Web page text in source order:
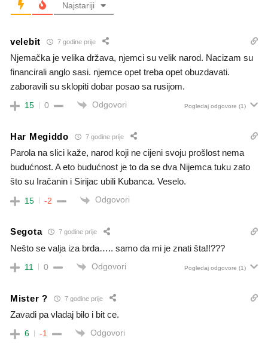
Najstariji
velebit 7 godine prije
Njemačka je velika država, njemci su velik narod. Nacizam su
financirali anglo sasi. njemce opet treba opet obuzdavati.
zaboravili su sklopiti dobar posao sa rusijom.
15 0 Odgovori Pogledaj odgovore (1)
Har Megiddo 7 godine prije
Parola na slici kaže, narod koji ne cijeni svoju prošlost nema
budućnost. A eto budućnost je to da se dva Nijemca tuku zato
što su Iračanin i Sirijac ubili Kubanca. Veselo.
15 -2 Odgovori
Segota 7 godine prije
Nešto se valja iza brda….. samo da mi je znati šta!!???
11 0 Odgovori Pogledaj odgovore (1)
Mister ? 7 godine prije
Zavadi pa vladaj bilo i bit ce.
6 -1 Odgovori